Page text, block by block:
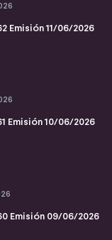
Emisión 11/06/2026
Emisión 10/06/2026
Emisión 09/06/2026